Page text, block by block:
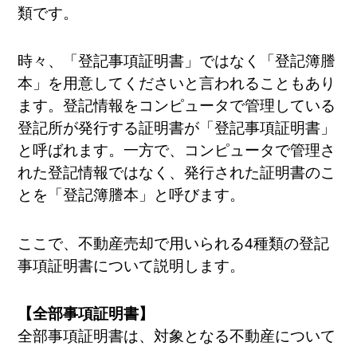
類です。
時々、「登記事項証明書」ではなく「登記簿謄
本」を用意してくださいと言われることもあり
ます。登記情報をコンピュータで管理している
登記所が発行する証明書が「登記事項証明書」
と呼ばれます。一方で、コンピュータで管理さ
れた登記情報ではなく、発行された証明書のこ
とを「登記簿謄本」と呼びます。
ここで、不動産売却で用いられる4種類の登記
事項証明書について説明します。
【全部事項証明書】
全部事項証明書は、対象となる不動産について